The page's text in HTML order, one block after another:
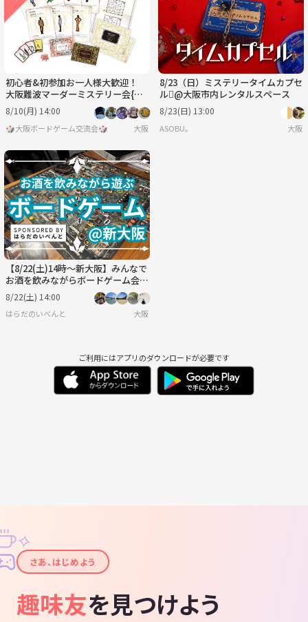
初心者&初参加お一人様大歓迎！
大阪難波マーダーミステリー会{三
月うさぎの鬼探し}
8/10(月) 14:00
🎲大阪ボードゲーム交流会🎲 大阪
8/23（日）ミステリータイムカプセ
ル🪎@大阪市内レンタルスペース
8/23(日) 13:00
ASOBU。 大阪
【8/22(土)14時～新大阪】みんなで
お酒を飲みながらボードゲーム会
✨
8/22(土) 14:00
はらだのいべんと 大阪
ご利用にはアプリのダウンロードが必要です
✦
✧
さあ、はじめよう
趣味友を見つけよう